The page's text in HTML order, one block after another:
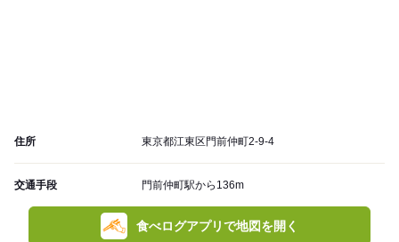
住所 東京都江東区門前仲町2-9-4
交通手段 門前仲町駅から136m
食べログアプリで地図を開く